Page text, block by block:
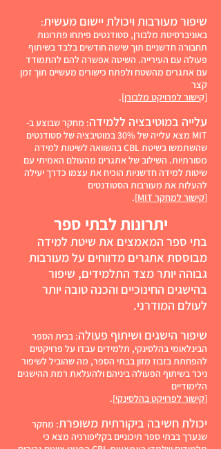
שיפור מעורבות ויכולת יישום מעשית:
באוניברסיטת מלבורן, סטודנטים פיתחו פתרונות
תחבורה חדשניים תוך שישה חודשים בלבד בשיתוף
פעולה עם העירייה. השיטה אפשרה להם להתמודד
עם אתגרים מהשטח ולפתח כישורים מעשיים תוך זמן
קצר
[קישור לפרויקט מלבורן].
עלייה במוטיבציה ללמידה: מחקר שבוצע ב-
MIT מצא עלייה של 30% במוטיבציה של סטודנטים
שהשתמשו בשיטת CBL בהשוואה לשיטות למידה
מסורתיות. השילוב של אתגרים מהעולם האמיתי עם
שיטות למידה חדשניות הוכיח את עצמו כדרך יעילה
להעלות את מעורבות הסטודנטים
[קישור למחקר MIT ].
יתרונות לבתי ספר
בתי ספר המאמצים את שיטת למידה
מבוססת אתגרים מדווחים על מעורבות
גבוהה יותר מצד התלמידים, שיפור
בהישגים החינוכיים והכנה טובה יותר
לעולם המודרני.
שיפור הישגים ושיתוף פעולה: בבית הספר
הבינלאומי בהלסינקי, תלמידים עבדו על פרויקטים
להפחתת בזבוז מזון בבתי הספר, מה שהוביל לשיפור
ניכר בשיתוף הפעולה ביניהם ולהעלאת רמת ההישגים
הלימודיים
[קישור לפרויקט בהלסינקי].
יכולת חשיבה ביקורתית משופרת: מחקר
שנערך בבתי ספר תיכוניים בקליפורניה מצא כי